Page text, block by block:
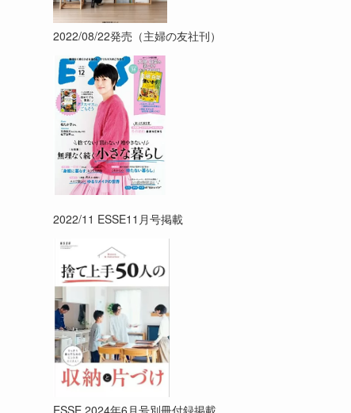
2022/08/22発売（主婦の友社刊）
2022/11 ESSE11月号掲載